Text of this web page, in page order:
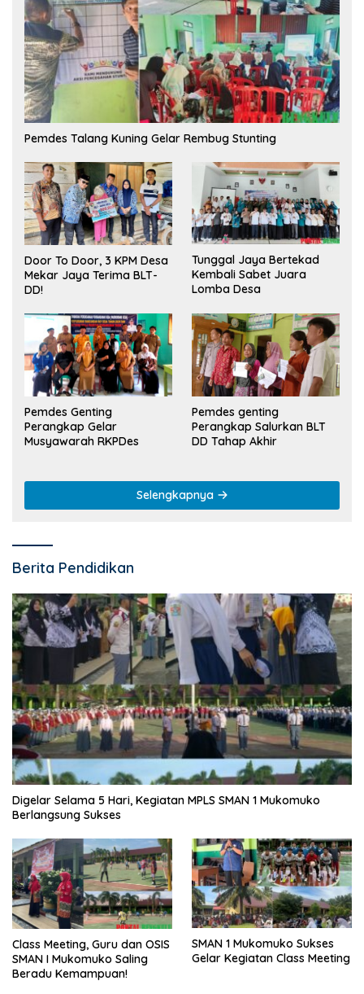
Pemdes Talang Kuning Gelar Rembug Stunting
Door To Door, 3 KPM Desa
Mekar Jaya Terima BLT-
DD!
Tunggal Jaya Bertekad
Kembali Sabet Juara
Lomba Desa
Pemdes Genting
Perangkap Gelar
Musyawarah RKPDes
Pemdes genting
Perangkap Salurkan BLT
DD Tahap Akhir
Selengkapnya
Berita Pendidikan
Digelar Selama 5 Hari, Kegiatan MPLS SMAN 1 Mukomuko
Berlangsung Sukses
Class Meeting, Guru dan OSIS
SMAN I Mukomuko Saling
Beradu Kemampuan!
SMAN 1 Mukomuko Sukses
Gelar Kegiatan Class Meeting